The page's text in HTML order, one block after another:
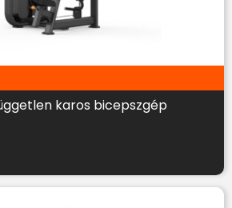
karos bicepszgép